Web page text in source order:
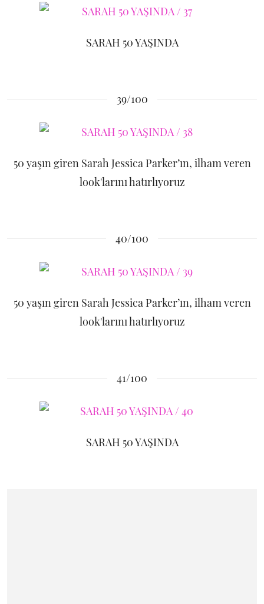
SARAH 50 YAŞINDA
39/100
50 yaşın giren Sarah Jessica Parker’ın, ilham veren
look'larını hatırlıyoruz
40/100
50 yaşın giren Sarah Jessica Parker’ın, ilham veren
look'larını hatırlıyoruz
41/100
SARAH 50 YAŞINDA